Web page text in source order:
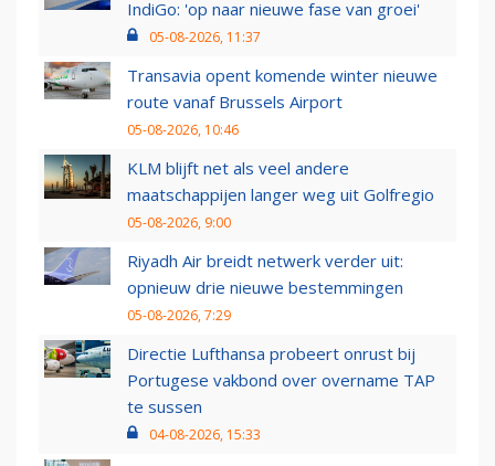
IndiGo: 'op naar nieuwe fase van groei'
05-08-2026, 11:37
Transavia opent komende winter nieuwe
route vanaf Brussels Airport
05-08-2026, 10:46
KLM blijft net als veel andere
maatschappijen langer weg uit Golfregio
05-08-2026, 9:00
Riyadh Air breidt netwerk verder uit:
opnieuw drie nieuwe bestemmingen
05-08-2026, 7:29
Directie Lufthansa probeert onrust bij
Portugese vakbond over overname TAP
te sussen
04-08-2026, 15:33